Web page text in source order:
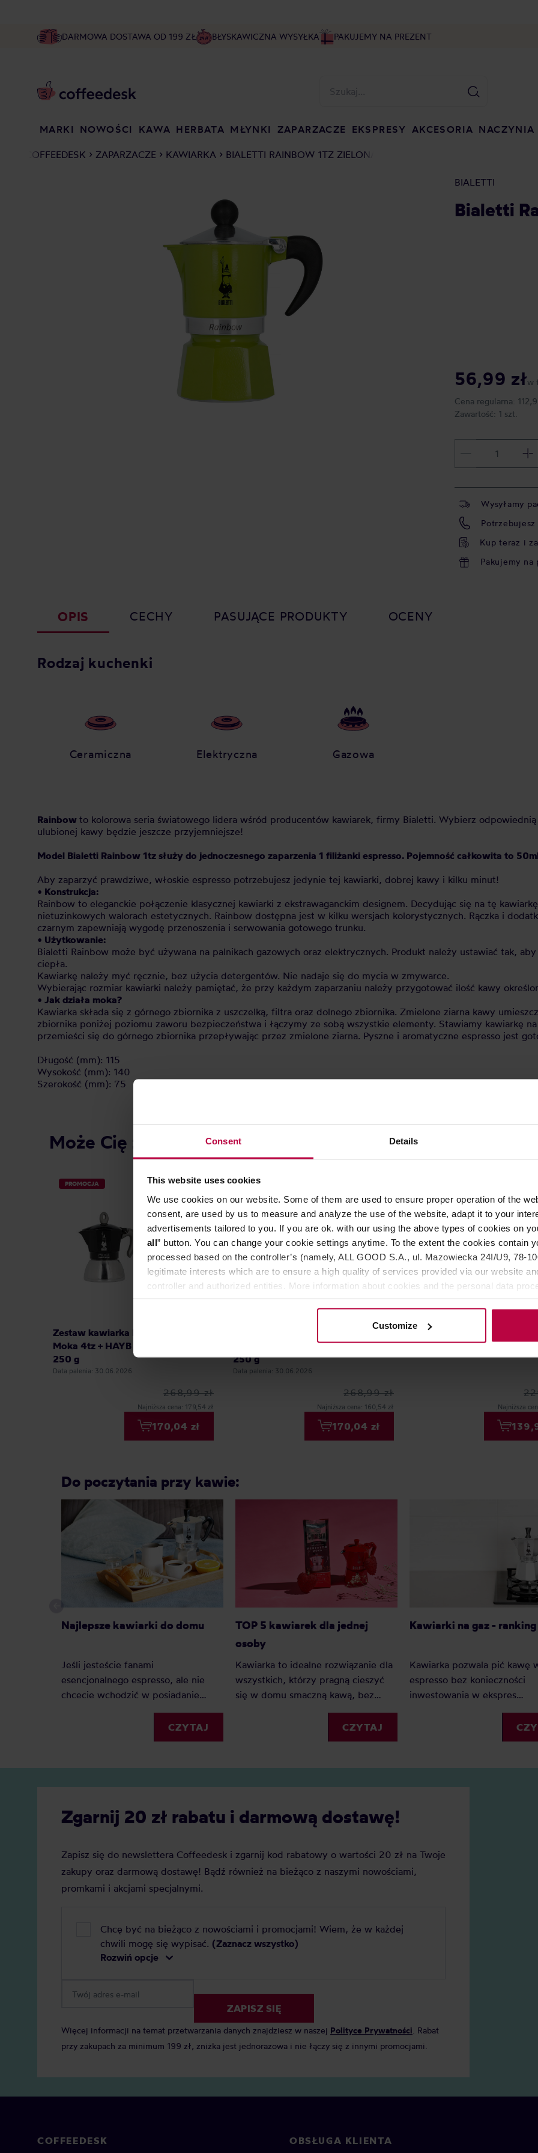
Consent Details
This website uses cookies
We use cookies on our website. Some of them are used to ensure proper operation of the
consent, are used by us to measure and analyze the use of the website, adapt it to your
advertisements tailored to you. If you are ok. with our using the above types of cookies on
all” button. You can change your cookie settings anytime. To the extent the cookies contain
processed based on the controller’s (namely, ALL GOOD S.A., ul. Mazowiecka 24I/U9, 78-
legitimate interests which are to ensure a high quality of services provided via our website
controller and authorized entities. More information about cookies and the personal data
Customize
DARMOWA DOSTAWA OD 199 ZŁ BŁYSKAWICZNA WYSYŁKA PAKUJEMY NA PREZENT
MARKI NOWOŚCI KAWA HERBATA MŁYNKI ZAPARZACZE EKSPRESY AKCESORIA NACZYNIA
COFFEEDESK ZAPARZACZE KAWIARKA BIALETTI RAINBOW 1TZ ZIELONA
BIALETTI
Bialetti
56,99 złw
Cena regularna:
Zawartość: 1 szt.
Wysyłamy
Kup teraz i
Pakujemy na
OPIS CECHY PASUJĄCE PRODUKTY OCENY
Rodzaj kuchenki
Ceramiczna Elektryczna Gazowa
Rainbow to kolorowa seria światowego lidera wśród producentów kawiarek, firmy Bialetti. Wybierz
ulubionej kawy będzie jeszcze przyjemniejsze!
Model Bialetti Rainbow 1tz służy do jednoczesnego zaparzenia 1 filiżanki espresso. Pojemność całkowita to
Aby zaparzyć prawdziwe, włoskie espresso potrzebujesz jedynie tej kawiarki, dobrej kawy i kilku minut!
• Konstrukcja:
Rainbow to eleganckie połączenie klasycznej kawiarki z ekstrawaganckim designem. Decydując się na tę
nietuzinkowych walorach estetycznych. Rainbow dostępna jest w kilku wersjach kolorystycznych. Rączka i
czarnym zapewniają wygodę przenoszenia i serwowania gotowego trunku.
• Użytkowanie:
Bialetti Rainbow może być używana na palnikach gazowych oraz elektrycznych. Produkt należy ustawiać tak,
ciepła.
Kawiarkę należy myć ręcznie, bez użycia detergentów. Nie nadaje się do mycia w zmywarce.
Wybierając rozmiar kawiarki należy pamiętać, że przy każdym zaparzaniu należy przygotować ilość kawy
• Jak działa moka?
Kawiarka składa się z górnego zbiornika z uszczelką, filtra oraz dolnego zbiornika. Zmielone ziarna kawy
zbiornika poniżej poziomu zaworu bezpieczeństwa i łączymy ze sobą wszystkie elementy. Stawiamy kawiarkę
przemieści się do górnego zbiornika przepływając przez zmielone ziarna. Pyszne i aromatyczne espresso jest
Długość (mm): 115
Wysokość (mm): 140
Szerokość (mm): 75
Może Cię zainteresować
PROMOCJA
Zestaw kawiarka Bialetti New
Moka 4tz + HAYB kawa mielona
250 g
Data palenia: 30.06.2026
268,99 zł
Najniższa cena: 179,54 zł
170,04 zł
Express 6tz + HAYB kawa mielona
250 g
Data palenia: 30.06.2026
268,99 zł
Najniższa cena: 160,54 zł
170,04 zł
Bialetti New Moka Induction
Czarna
Najniższa
Do poczytania przy kawie:
Najlepsze kawiarki do domu
Jeśli jesteście fanami
esencjonalnego espresso, ale nie
chcecie wchodzić w posiadanie
ekspresu ciśnieniowego, to
kafetierka będzie doskonałym
rozwiązaniem. Jaka kawiarka jest
CZYTAJ
TOP 5 kawiarek dla jednej
osoby
Kawiarka to idealne rozwiązanie dla
wszystkich, którzy pragną cieszyć
się w domu smaczną kawą, bez
konieczności przerabiania własnej
kuchni na małą kawiarnię. Jaka jest
najlepsza kawiarka dla jednej osoby?
CZYTAJ
Kawiarki na gaz -
Kawiarka pozwala pić kawę
espresso bez konieczności
inwestowania w ekspres
ciśnieniowy. Jeśli
klasycznymi palnikami
będzie kawiarka na gaz.
Zgarnij 20 zł rabatu i darmową dostawę!
Zapisz się do newslettera Coffeedesk i zgarnij kod rabatowy o wartości 20 zł na Twoje
zakupy oraz darmową dostawę! Bądź również na bieżąco z naszymi nowościami,
promkami i akcjami specjalnymi.
Chcę być na bieżąco z nowościami i promocjami! Wiem, że w każdej
chwili mogę się wypisać. (Zaznacz wszystko)
Rozwiń opcje
ZAPISZ SIĘ
Więcej informacji na temat przetwarzania danych znajdziesz w naszej Polityce Prywatności . Rabat
przy zakupach za minimum 199 zł, zniżka jest jednorazowa i nie łączy się z innymi promocjami.
COFFEEDESK OBSŁUGA KLIENTA